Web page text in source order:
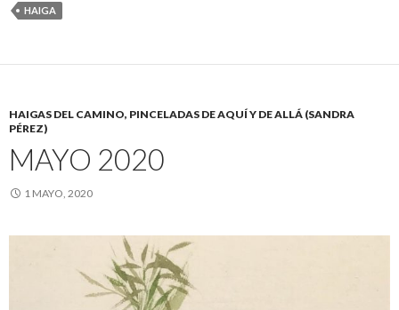
HAIGA
HAIGAS DEL CAMINO, PINCELADAS DE AQUÍ Y DE ALLÁ (SANDRA
PÉREZ)
MAYO 2020
1 MAYO, 2020